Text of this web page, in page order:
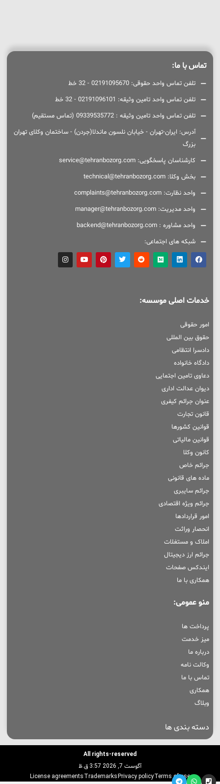
تماس با ما:
تلفن تماس واحد حقوقی: 02191095670 - 32 خط
تلفن تماس واحد تامین وثیقه: 02191096101 - 32 خط
تلفن تماس واحد تامین وثیقه : 09339535772 (تماس مستقیم)
آدرس: ایران-تهران - خیابان نلسون ماندلا(جردن) - ساختمان وکلای تهران
بزرگ
کارشناسان پاسخگویی: service@tehranbozorg.com
بخش وکلا: technical@tehranbozorg.com
واحد نظارت: complaints@tehranbozorg.com
واحد مدیریت: manager@tehranbozorg.com
واحد مشاوره : backend@tehranbozorg.com
شبکه های اجتماعی:
خدمات اصلی موسسه:
امور حقوقی
حقوق بین المللی
دادسرا انتظامی
دادگاه خانواده
دعاوی تامین اجتمایی
دیوان عدالت اداری
عنوان جرائم کیفری
قانون تجارت
قوانین کشورها
قوانین مالیاتی
کانون وکلا
جرائم خاص
ماده های قانونی
جرائم سایبری
جرائم ویژه اقتصادی
امور قراردادها
انحصار وراثت
املاک و مستغلات
جرائم ارز دیجیتال
ایندکس صفحات
همکاری با ما
منو عمومی:
پرداخت ها
میز خدمت
درباره ما
وکالت نامه
تماس با ما
همکاری
وبلاگ
دسته بندی ها
All rights-reserved
آگوست 7, 2026 3:57 ق.ظ
Terms of use
Privacy policy
Trademarks
License agreements